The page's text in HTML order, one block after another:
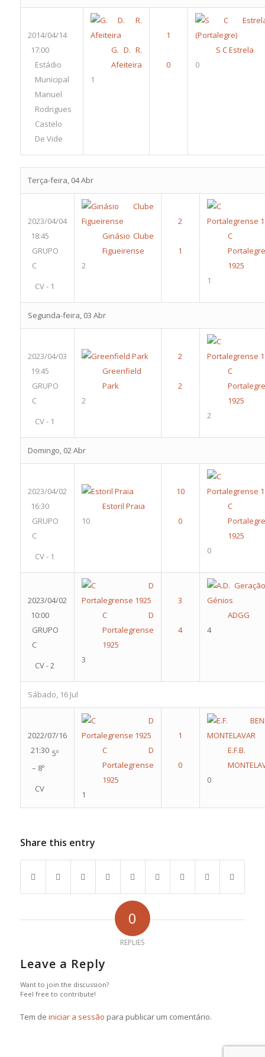
2014/04/14
17:00
Estádio
Municipal
Manuel
Rodrigues
Castelo
De Vide
G. D. R.
Afeiteira
1
S C Estrela
0
Terça-feira, 04 Abr
2023/04/04
18:45
GRUPO
C
CV - 1
Ginásio Clube
Figueirense
2
C
1925
1
Segunda-feira, 03 Abr
2023/04/03
19:45
GRUPO
C
CV - 1
Greenfield
Park
2
C
1925
2
Domingo, 02 Abr
2023/04/02
16:30
GRUPO
C
CV - 1
Estoril Praia
10
C
1925
0
2023/04/02
10:00
GRUPO
C
CV - 2
C D
Portalegrense
1925
3
ADGG
4
Sábado, 16 Jul
2022/07/16
21:30 5º
– 8º
CV
C D
Portalegrense
1925
1
E.F.B.
0
Share this entry
0
REPLIES
Leave a Reply
Want to join the discussion?
Feel free to contribute!
Tem de iniciar a sessão para publicar um comentário.